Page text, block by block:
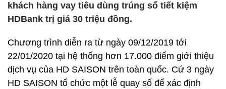
khách hàng vay tiêu dùng trúng sổ tiết kiệm
HDBank trị giá 30 triệu đồng.
Chương trình diễn ra từ ngày 09/12/2019 tới
22/01/2020 tại hệ thống hơn 17.000 điểm giới thiệu
dịch vụ của HD SAISON trên toàn quốc. Cứ 3 ngày
HD SAISON tổ chức một lễ quay số để xác định